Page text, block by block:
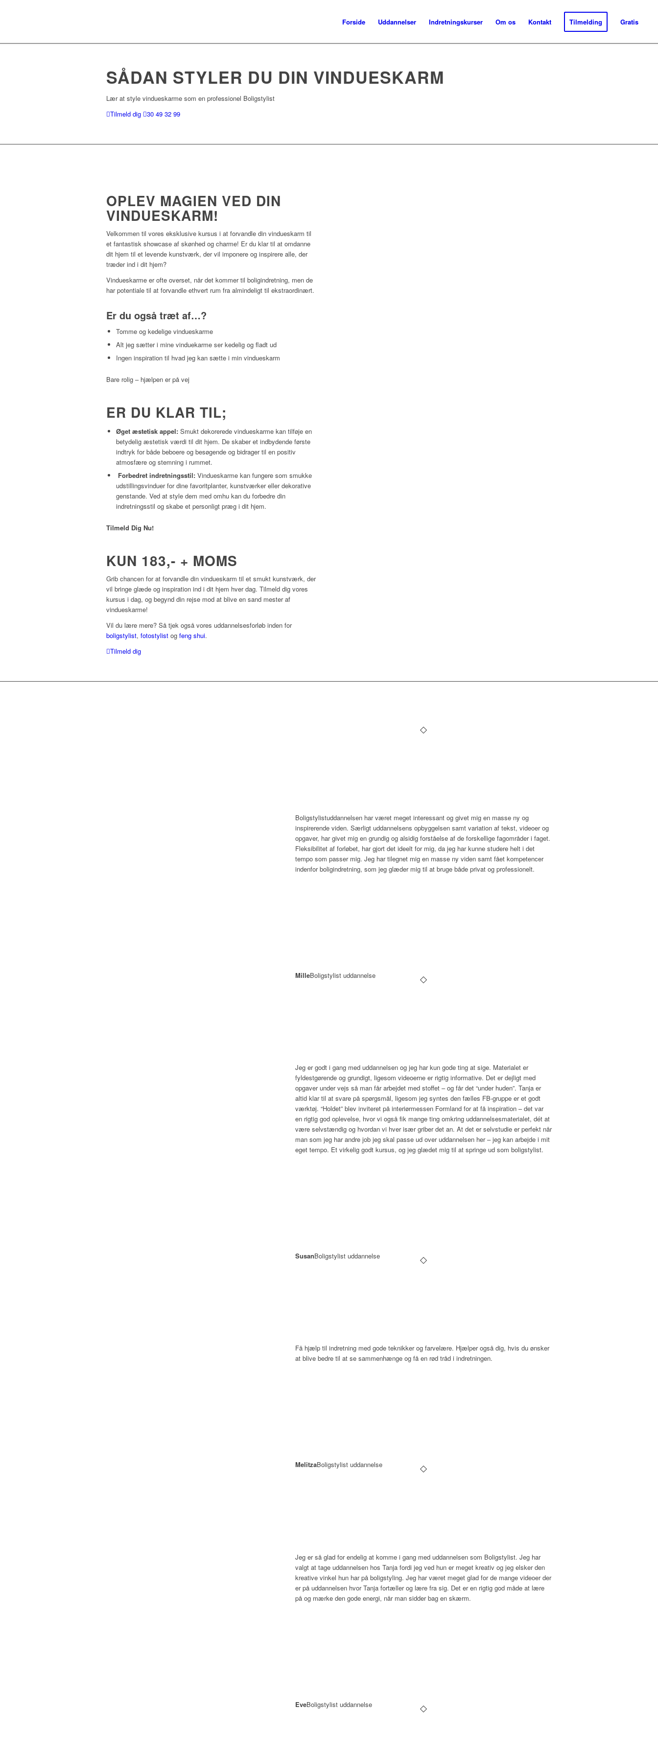
Forside Uddannelser Indretningskurser Om os Kontakt Tilmelding Gratis
SÅDAN STYLER DU DIN VINDUESKARM
Lær at style vindueskarme som en professionel Boligstylist
Tilmeld dig
30 49 32 99
OPLEV MAGIEN VED DIN
VINDUESKARM!
Velkommen til vores eksklusive kursus i at forvandle din vindueskarm til
et fantastisk showcase af skønhed og charme! Er du klar til at omdanne
dit hjem til et levende kunstværk, der vil imponere og inspirere alle, der
træder ind i dit hjem?
Vindueskarme er ofte overset, når det kommer til boligindretning, men de
har potentiale til at forvandle ethvert rum fra almindeligt til ekstraordinært.
Er du også træt af…?
Tomme og kedelige vindueskarme
Alt jeg sætter i mine vinduekarme ser kedelig og fladt ud
Ingen inspiration til hvad jeg kan sætte i min vindueskarm
Bare rolig – hjælpen er på vej
ER DU KLAR TIL;
Øget æstetisk appel: Smukt dekorerede vindueskarme kan tilføje en
betydelig æstetisk værdi til dit hjem. De skaber et indbydende første
indtryk for både beboere og besøgende og bidrager til en positiv
atmosfære og stemning i rummet.
Forbedret indretningsstil: Vindueskarme kan fungere som smukke
udstillingsvinduer for dine favoritplanter, kunstværker eller dekorative
genstande. Ved at style dem med omhu kan du forbedre din
indretningsstil og skabe et personligt præg i dit hjem.
Tilmeld Dig Nu!
KUN 183,- + MOMS
Grib chancen for at forvandle din vindueskarm til et smukt kunstværk, der
vil bringe glæde og inspiration ind i dit hjem hver dag. Tilmeld dig vores
kursus i dag, og begynd din rejse mod at blive en sand mester af
vindueskarme!
Vil du lære mere? Så tjek også vores uddannelsesforløb inden for
boligstylist, fotostylist og feng shui.
Tilmeld dig
Boligstylistuddannelsen har været meget interessant og givet mig en masse ny og
inspirerende viden. Særligt uddannelsens opbyggelsen samt variation af tekst, videoer og
opgaver, har givet mig en grundig og alsidig forståelse af de forskellige fagområder i faget.
Fleksibilitet af forløbet, har gjort det ideelt for mig, da jeg har kunne studere helt i det
tempo som passer mig. Jeg har tilegnet mig en masse ny viden samt fået kompetencer
indenfor boligindretning, som jeg glæder mig til at bruge både privat og professionelt.
MilleBoligstylist uddannelse
Jeg er godt i gang med uddannelsen og jeg har kun gode ting at sige. Materialet er
fyldestgørende og grundigt, ligesom videoerne er rigtig informative. Det er dejligt med
opgaver under vejs så man får arbejdet med stoffet – og får det “under huden”. Tanja er
altid klar til at svare på spørgsmål, ligesom jeg syntes den fælles FB-gruppe er et godt
værktøj. “Holdet” blev inviteret på interiørmessen Formland for at få inspiration – det var
en rigtig god oplevelse, hvor vi også fik mange ting omkring uddannelsesmaterialet, dét at
være selvstændig og hvordan vi hver især griber det an. At det er selvstudie er perfekt når
man som jeg har andre job jeg skal passe ud over uddannelsen her – jeg kan arbejde i mit
eget tempo. Et virkelig godt kursus, og jeg glædet mig til at springe ud som boligstylist.
SusanBoligstylist uddannelse
Få hjælp til indretning med gode teknikker og farvelære. Hjælper også dig, hvis du ønsker
at blive bedre til at se sammenhænge og få en rød tråd i indretningen.
MelitzaBoligstylist uddannelse
Jeg er så glad for endelig at komme i gang med uddannelsen som Boligstylist. Jeg har
valgt at tage uddannelsen hos Tanja fordi jeg ved hun er meget kreativ og jeg elsker den
kreative vinkel hun har på boligstyling. Jeg har været meget glad for de mange videoer der
er på uddannelsen hvor Tanja fortæller og lære fra sig. Det er en rigtig god måde at lære
på og mærke den gode energi, når man sidder bag en skærm.
EveBoligstylist uddannelse